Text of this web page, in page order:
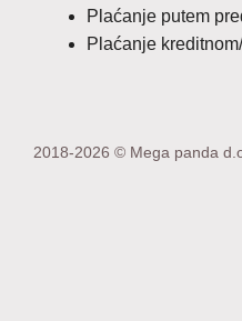
Plaćanje putem
Plaćanje
2018-2026 © Mega panda